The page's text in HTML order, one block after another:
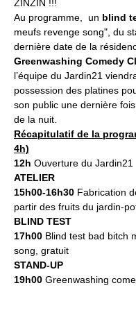
ZINZIN !!!
Au programme,  un blind
meufs revenge song", du
dernière date de la
Greenwashing Comedy
l’équipe du Jardin21
possession des platines
son public une dernière
de la nuit.
Récapitulatif de la
4h)
12h Ouverture du Jardin21
ATELIER
15h00-16h30 Fabrication
partir des fruits du jardin-
BLIND TEST
17h00 Blind test bad bitch
song, gratuit
STAND-UP
19h00 Greenwashing